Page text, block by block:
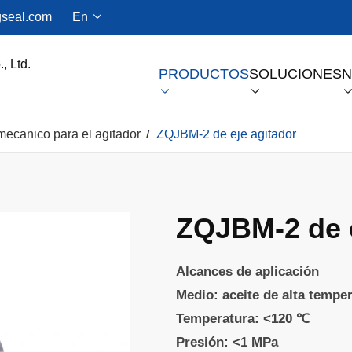
En 
PRODUCTOS

SOLUCIONES
 
para el agitador ZQJBM-2 de eje agitador
ZQJBM-2
Alcances de aplicación
Medio: aceite de alta
Temperatura: <120 ℃
Presión: <1 MPa